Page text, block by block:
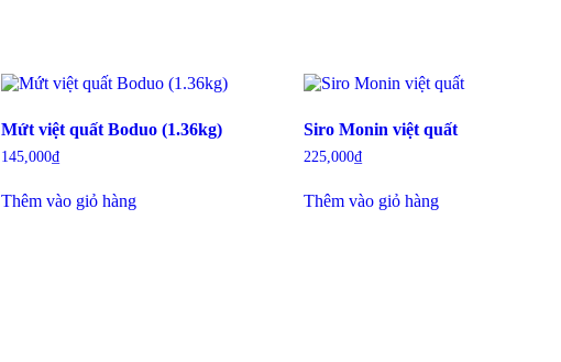
Mứt việt quất Boduo (1.36kg)
145,000₫
Thêm vào giỏ hàng
Siro Monin việt quất
225,000₫
Thêm vào giỏ hàng